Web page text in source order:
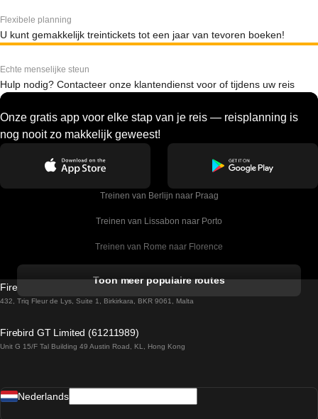
Flexibele planning
U kunt gemakkelijk treintickets tot een jaar van tevoren boeken!
Echte menselijke steun
Hulp nodig? Contacteer onze klantendienst voor of tijdens uw reis
Onze gratis app voor elke stap van je reis — reisplanning is
nog nooit zo makkelijk geweest!
Treinen van Berlijn naar Praag
Treinen van Lissabon naar Porto
Treinen van Rome naar Florence
Treinen van Sevilla naar Barcelona
Treinen van Praag naar Wenen
Toon meer populaire routes
Firebird GT Limited (OC 1451)
432, Triq Fleur de Lys, Suite 1, Birkirkara, BKR 9061, Malta
Firebird GT Limited (61211989)
Unit G 15/F Tal Building 49 Austin Road, KL, Hong Kong
Nederlands